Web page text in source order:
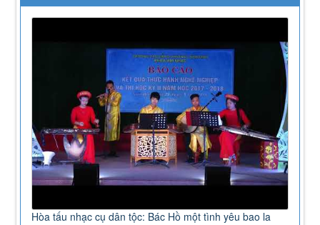
Hòa tấu nhạc cụ dân tộc: Bác Hồ một tình yêu bao la